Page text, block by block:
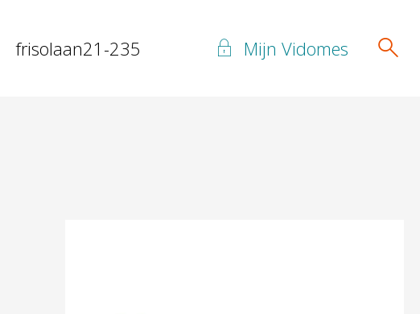
frisolaan21-235 Mijn Vidomes